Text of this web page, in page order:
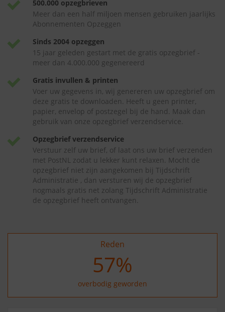
500.000 opzegbrieven
Meer dan een half miljoen mensen gebruiken jaarlijks
Abonnementen Opzeggen
Sinds 2004 opzeggen
15 jaar geleden gestart met de gratis opzegbrief -
meer dan 4.000.000 gegenereerd
Gratis invullen & printen
Voer uw gegevens in, wij genereren uw opzegbrief om
deze gratis te downloaden. Heeft u geen printer,
papier, envelop of postzegel bij de hand. Maak dan
gebruik van onze opzegbrief verzendservice.
Opzegbrief verzendservice
Verstuur zelf uw brief, of laat ons uw brief verzenden
met PostNL zodat u lekker kunt relaxen. Mocht de
opzegbrief niet zijn aangekomen bij Tijdschrift
Administratie , dan versturen wij de opzegbrief
nogmaals gratis net zolang Tijdschrift Administratie
de opzegbrief heeft ontvangen.
Reden
68%
overbodig geworden